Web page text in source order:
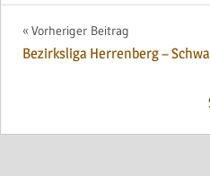
Vorheriger Beitrag
Bezirksliga Herrenberg –